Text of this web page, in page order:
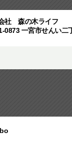
社 森の木ライフ
0873 一宮市せんい二